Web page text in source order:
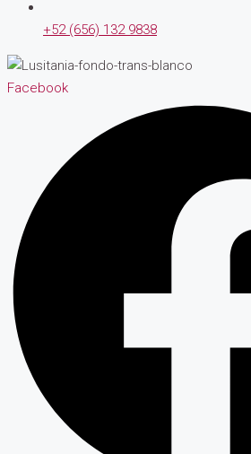
+52 (656) 132 9838
Facebook